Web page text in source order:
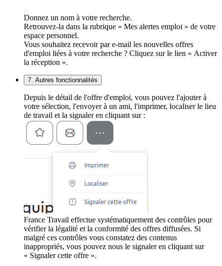
Donnez un nom à votre recherche.
Retrouvez-la dans la rubrique « Mes alertes emploi » de votre
espace personnel.
Vous souhaitez recevoir par e-mail les nouvelles offres
d'emploi liées à votre recherche ? Cliquez sur le lien « Activer
la réception ».
7. Autres fonctionnalités
Depuis le détail de l'offre d'emploi, vous pouvez l'ajouter à
votre sélection, l'envoyer à un ami, l'imprimer, localiser le lieu
de travail et la signaler en cliquant sur :
France Travail effectue systématiquement des contrôles pour
vérifier la légalité et la conformité des offres diffusées. Si
malgré ces contrôles vous constatez des contenus
inappropriés, vous pouvez nous le signaler en cliquant sur
« Signaler cette offre ».